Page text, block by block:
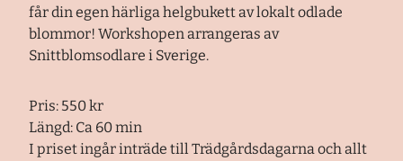
får din egen härliga helgbukett av lokalt odlade
blommor! Workshopen arrangeras av
Snittblomsodlare i Sverige.
Pris: 550 kr
Längd: Ca 60 min
I priset ingår inträde till Trädgårdsdagarna och allt